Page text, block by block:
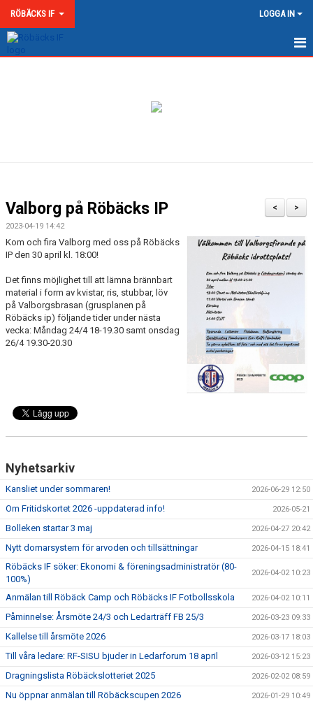
RÖBÄCKS IF LOGGA IN
MATCHER
MEDLEMSKAP & AVGIFTER
RÖBÄCKS ARENA
>
<
Valborg på Röbäcks IP
2023-04-19 14:42
Kom och fira Valborg med oss på Röbäcks
IP den 30 april kl. 18:00!
Det finns möjlighet till att lämna brännbart
material i form av kvistar, ris, stubbar, löv
på Valborgsbrasan (grusplanen på
Röbäcks ip) följande tider under nästa
vecka: Måndag 24/4 18-19.30 samt onsdag
26/4 19.30-20.30
Nyhetsarkiv
Kansliet under sommaren! 2026-06-29 12:50
Om Fritidskortet 2026 -uppdaterad info! 2026-05-21
Bolleken startar 3 maj 2026-04-27 20:42
Nytt domarsystem för arvoden och tillsättningar 2026-04-15 18:41
Röbäcks IF söker: Ekonomi & föreningsadministratör (80-
100%)
2026-04-02 10:23
Anmälan till Röbäck Camp och Röbäcks IF Fotbollsskola 2026-04-02 10:11
Påminnelse: Årsmöte 24/3 och Ledarträff FB 25/3 2026-03-23 09:33
Kallelse till årsmöte 2026 2026-03-17 18:03
Till våra ledare: RF-SISU bjuder in Ledarforum 18 april 2026-03-12 15:23
Dragningslista Röbäckslotteriet 2025 2026-02-02 08:59
Nu öppnar anmälan till Röbäckscupen 2026 2026-01-29 10:49